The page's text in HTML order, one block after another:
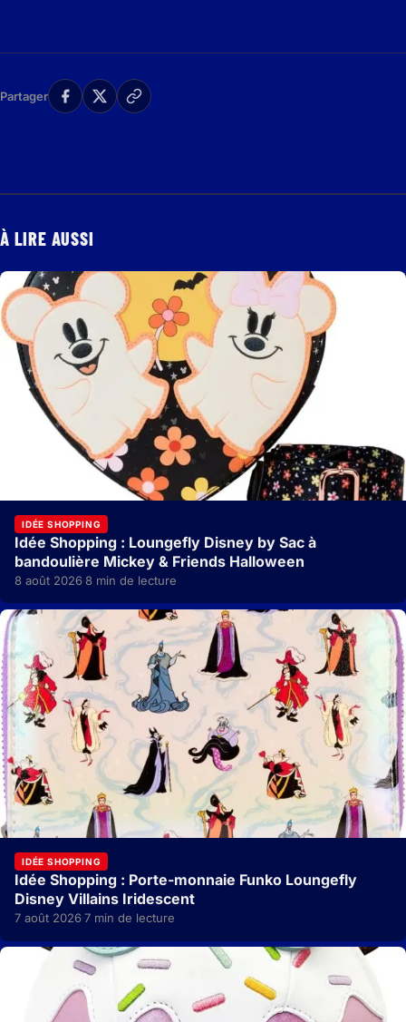
Partager
À LIRE AUSSI
IDÉE SHOPPING
Idée Shopping : Loungefly Disney by Sac à
bandoulière Mickey & Friends Halloween
8 août 2026·8 min de lecture
IDÉE SHOPPING
Idée Shopping : Porte-monnaie Funko Loungefly
Disney Villains Iridescent
7 août 2026·7 min de lecture